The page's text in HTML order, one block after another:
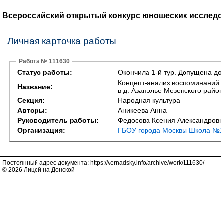
Всероссийский открытый конкурс юношеских
Личная карточка работы
Работа № 111630
Статус работы:
Окончила 1-й тур. Допущена
Название:
Концепт-анализ
в д. Азаполье Мезенского
Секция:
Народная культура
Авторы:
Аникеева Анна
Руководитель работы:
Федосова Ксения
Организация:
ГБОУ города Москвы Школа
Постоянный адрес документа: https://vernadsky.info/archive/work/111630/
© 2026 Лицей на Донской